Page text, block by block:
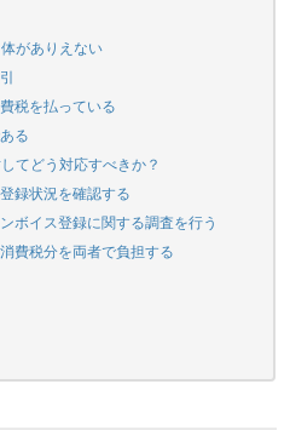
がありえない
税を払っている
る
てどう対応すべきか？
録状況を確認する
ボイス登録に関する調査を行う
費税分を両者で負担する